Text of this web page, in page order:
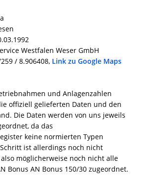
Westfalen Weser GmbH
/ 8.906408, Link zu Google Maps
und Anlagenzahlen
offiziell gelieferten Daten und den
Die Daten werden von uns jeweils
da das
keine normierten Typen
ist allerdings noch nicht
möglicherweise noch nicht alle
Bonus AN Bonus 150/30 zugeordnet.